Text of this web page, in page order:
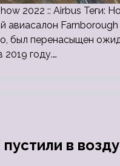
2022 :: Airbus Теги:
был перенасыщен
году.…
в